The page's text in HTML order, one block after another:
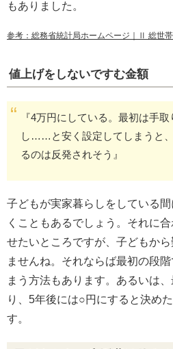
もありました。
参考：総務省統計局ホームページ｜Ⅱ 総世
値上げをしないですむ金額
『4万円にしている。最初は手
し……と安く設定してしまうと
るのは反発されそう』
子どもが実家暮らしをしている
くこともあるでしょう。それに
せたいところですが、子どもか
ませんね。それならば最初の段
まう方法もあります。あるいは
り、5年後には○円にすると決め
す。